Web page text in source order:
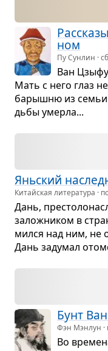
ном
Пу Сунлин ·
Ван
Мать с него глаз
барышню из семьи
дьбы умерла...
Янь­ский
Китайская литература ·
Дань,
залож­ни­ком в
мился над ним, не
Дань заду­мал
Бунт
Фэн Мэнлун ·
Во